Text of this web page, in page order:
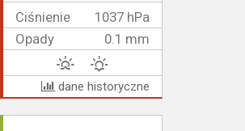
Ciśnienie
1037 hPa
Opady
0.1 mm
dane historyczne